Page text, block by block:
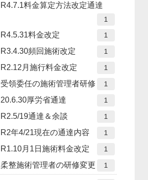
R4.7.1料金算定方法改定通達
1
R4.5.31料金改定 1
R3.4.30頻回施術改定 1
R2.12月施行料金改定 1
受領委任の施術管理者研修 1
20.6.30厚労省通達 1
R2.5/19通達＆余談 1
R2年4/21現在の通達内容 1
R1.10月1日施術料金改定 1
柔整施術管理者の研修変更 1